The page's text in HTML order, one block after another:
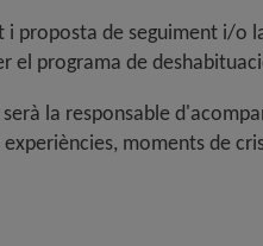
de seguiment i/o
programa de
la responsable
moments de